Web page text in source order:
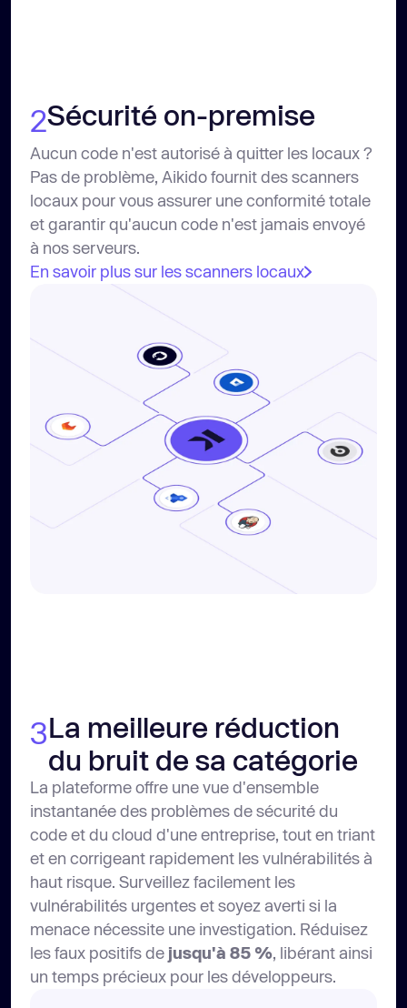
2Sécurité on-premise
Aucun code n'est autorisé à quitter les locaux ?
Pas de problème, Aikido fournit des scanners
locaux pour vous assurer une conformité totale
et garantir qu'aucun code n'est jamais envoyé
à nos serveurs.
En savoir plus sur les scanners locaux
3La meilleure réduction
du bruit de sa catégorie
La plateforme offre une vue d'ensemble
instantanée des problèmes de sécurité du
code et du cloud d'une entreprise, tout en triant
et en corrigeant rapidement les vulnérabilités à
haut risque. Surveillez facilement les
vulnérabilités urgentes et soyez averti si la
menace nécessite une investigation. Réduisez
les faux positifs de jusqu'à 85 %, libérant ainsi
un temps précieux pour les développeurs.